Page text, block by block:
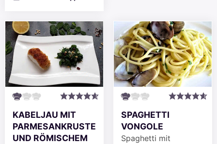
KABELJAU MIT
PARMESANKRUSTE
UND RÖMISCHEM
SPAGHETTI
VONGOLE
Spaghetti mit